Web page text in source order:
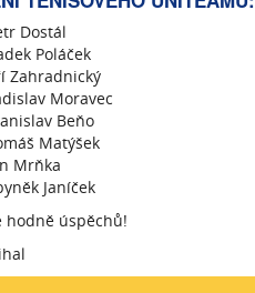
Dostál
Poláček
Zahradnický
Moravec
Beňo
Matýšek
Mrňka
Janíček
hodně úspěchů!